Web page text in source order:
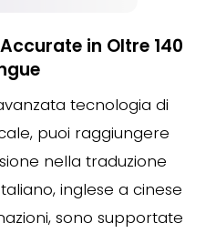
in Oltre 140
tecnologia di
puoi raggiungere
nella traduzione
inglese a cinese
sono supportate